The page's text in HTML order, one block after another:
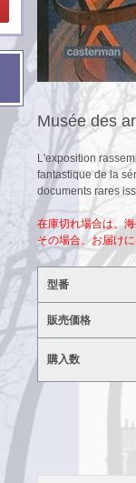
Musée des
L'exposition
fantastique de la
documents rares
在庫切れ場合は、
その場合、お届け
型番
販売価格
購入数